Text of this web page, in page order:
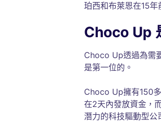
珀西和布萊恩在15年
Choco Up
Choco Up透過為需
是第一位的。
Choco Up擁有150
在2天內發放資金，
潛力的科技驅動型公